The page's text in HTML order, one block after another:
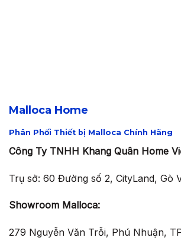
Malloca Home
Phân Phối Thiết bị Malloca Chính Hãng
Công Ty TNHH Khang Quân Home
Trụ sở: 60 Đường số 2, CityLand, Gò
Showroom Malloca:
279 Nguyễn Văn Trỗi, Phú Nhuận,